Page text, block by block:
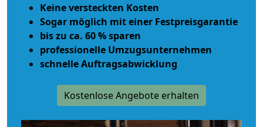
Keine versteckten Kosten
Sogar möglich mit einer Festpreisgarantie
bis zu ca. 60 % sparen
professionelle Umzugsunternehmen
schnelle Auftragsabwicklung
Kostenlose Angebote erhalten